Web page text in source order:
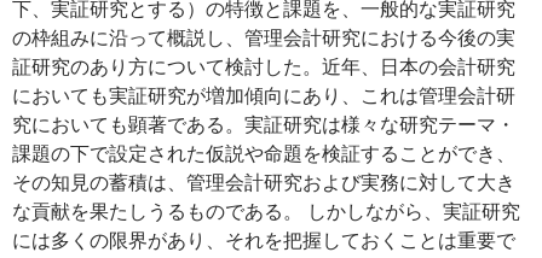
下、実証研究とする）の特徴と課題を、一般的な実証研究
の枠組みに沿って概説し、管理会計研究における今後の実
証研究のあり方について検討した。近年、日本の会計研究
においても実証研究が増加傾向にあり、これは管理会計研
究においても顕著である。実証研究は様々な研究テーマ・
課題の下で設定された仮説や命題を検証することができ、
その知見の蓄積は、管理会計研究および実務に対して大き
な貢献を果たしうるものである。 しかしながら、実証研究
には多くの限界があり、それを把握しておくことは重要で